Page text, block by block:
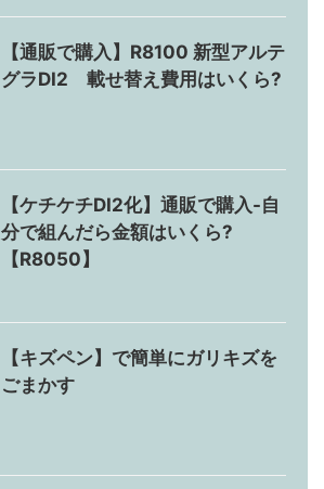
【通販で購入】R8100 新型アルテ
グラDI2 載せ替え費用はいくら?
【ケチケチDI2化】通販で購入-自
分で組んだら金額はいくら?
【R8050】
【キズペン】で簡単にガリキズを
ごまかす